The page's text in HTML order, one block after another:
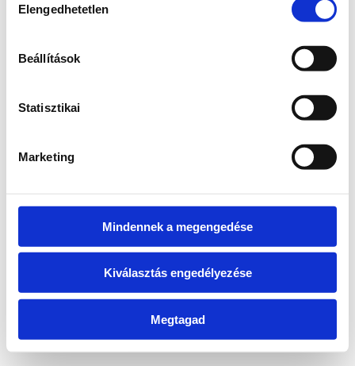
kiválasztása
Elengedhetetlen
Beállítások
Statisztikai
Marketing
Mindennek a megengedése
Kiválasztás engedélyezése
Megtagad
loadingwww.bicapp.hu
(see the browser console for more